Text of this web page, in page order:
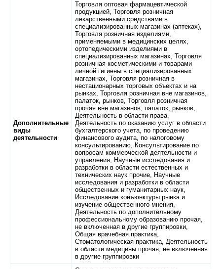
Дополнительные
виды
деятельности
Торговля оптовая фармацевтической
продукцией, Торговля розничная
лекарственными средствами в
специализированных магазинах (аптеках),
Торговля розничная изделиями,
применяемыми в медицинских целях,
ортопедическими изделиями в
специализированных магазинах, Торговля
розничная косметическими и товарами
личной гигиены в специализированных
магазинах, Торговля розничная в
нестационарных торговых объектах и на
рынках, Торговля розничная вне магазинов,
палаток, рынков, Торговля розничная
прочая вне магазинов, палаток, рынков,
Деятельность в области права,
Деятельность по оказанию услуг в области
бухгалтерского учета, по проведению
финансового аудита, по налоговому
консультированию, Консультирование по
вопросам коммерческой деятельности и
управления, Научные исследования и
разработки в области естественных и
технических наук прочие, Научные
исследования и разработки в области
общественных и гуманитарных наук,
Исследование конъюнктуры рынка и
изучение общественного мнения,
Деятельность по дополнительному
профессиональному образованию прочая,
не включенная в другие группировки,
Общая врачебная практика,
Стоматологическая практика, Деятельность
в области медицины прочая, не включенная
в другие группировки